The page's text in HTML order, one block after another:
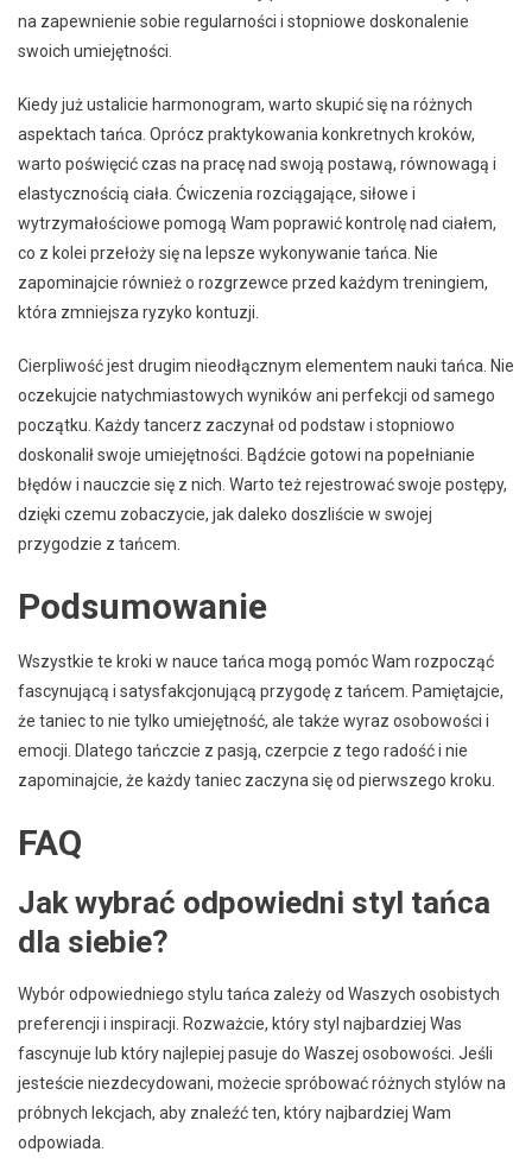
na zapewnienie sobie regularności i stopniowe doskonalenie
swoich umiejętności.
Kiedy już ustalicie harmonogram, warto skupić się na różnych
aspektach tańca. Oprócz praktykowania konkretnych kroków,
warto poświęcić czas na pracę nad swoją postawą, równowagą i
elastycznością ciała. Ćwiczenia rozciągające, siłowe i
wytrzymałościowe pomogą Wam poprawić kontrolę nad ciałem,
co z kolei przełoży się na lepsze wykonywanie tańca. Nie
zapominajcie również o rozgrzewce przed każdym treningiem,
która zmniejsza ryzyko kontuzji.
Cierpliwość jest drugim nieodłącznym elementem nauki tańca. Nie
oczekujcie natychmiastowych wyników ani perfekcji od samego
początku. Każdy tancerz zaczynał od podstaw i stopniowo
doskonalił swoje umiejętności. Bądźcie gotowi na popełnianie
błędów i nauczcie się z nich. Warto też rejestrować swoje postępy,
dzięki czemu zobaczycie, jak daleko doszliście w swojej
przygodzie z tańcem.
Podsumowanie
Wszystkie te kroki w nauce tańca mogą pomóc Wam rozpocząć
fascynującą i satysfakcjonującą przygodę z tańcem. Pamiętajcie,
że taniec to nie tylko umiejętność, ale także wyraz osobowości i
emocji. Dlatego tańczcie z pasją, czerpcie z tego radość i nie
zapominajcie, że każdy taniec zaczyna się od pierwszego kroku.
FAQ
Jak wybrać odpowiedni styl tańca
dla siebie?
Wybór odpowiedniego stylu tańca zależy od Waszych osobistych
preferencji i inspiracji. Rozważcie, który styl najbardziej Was
fascynuje lub który najlepiej pasuje do Waszej osobowości. Jeśli
jesteście niezdecydowani, możecie spróbować różnych stylów na
próbnych lekcjach, aby znaleźć ten, który najbardziej Wam
odpowiada.